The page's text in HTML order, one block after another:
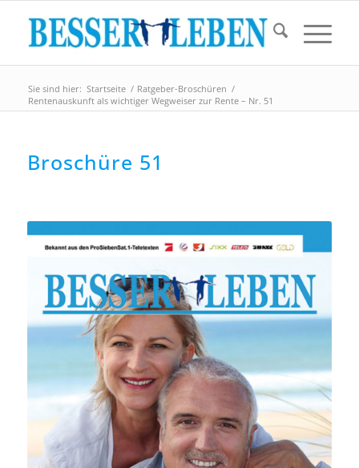
Sie sind hier: Startseite / Ratgeber-Broschüren /
Rentenauskunft als wichtiger Wegweiser zur Rente – Nr. 51
Broschüre 51